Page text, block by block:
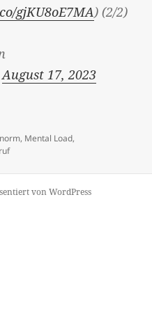
gjKU8oE7MA) (2/2)
August 17, 2023
, Mental Load,
von WordPress